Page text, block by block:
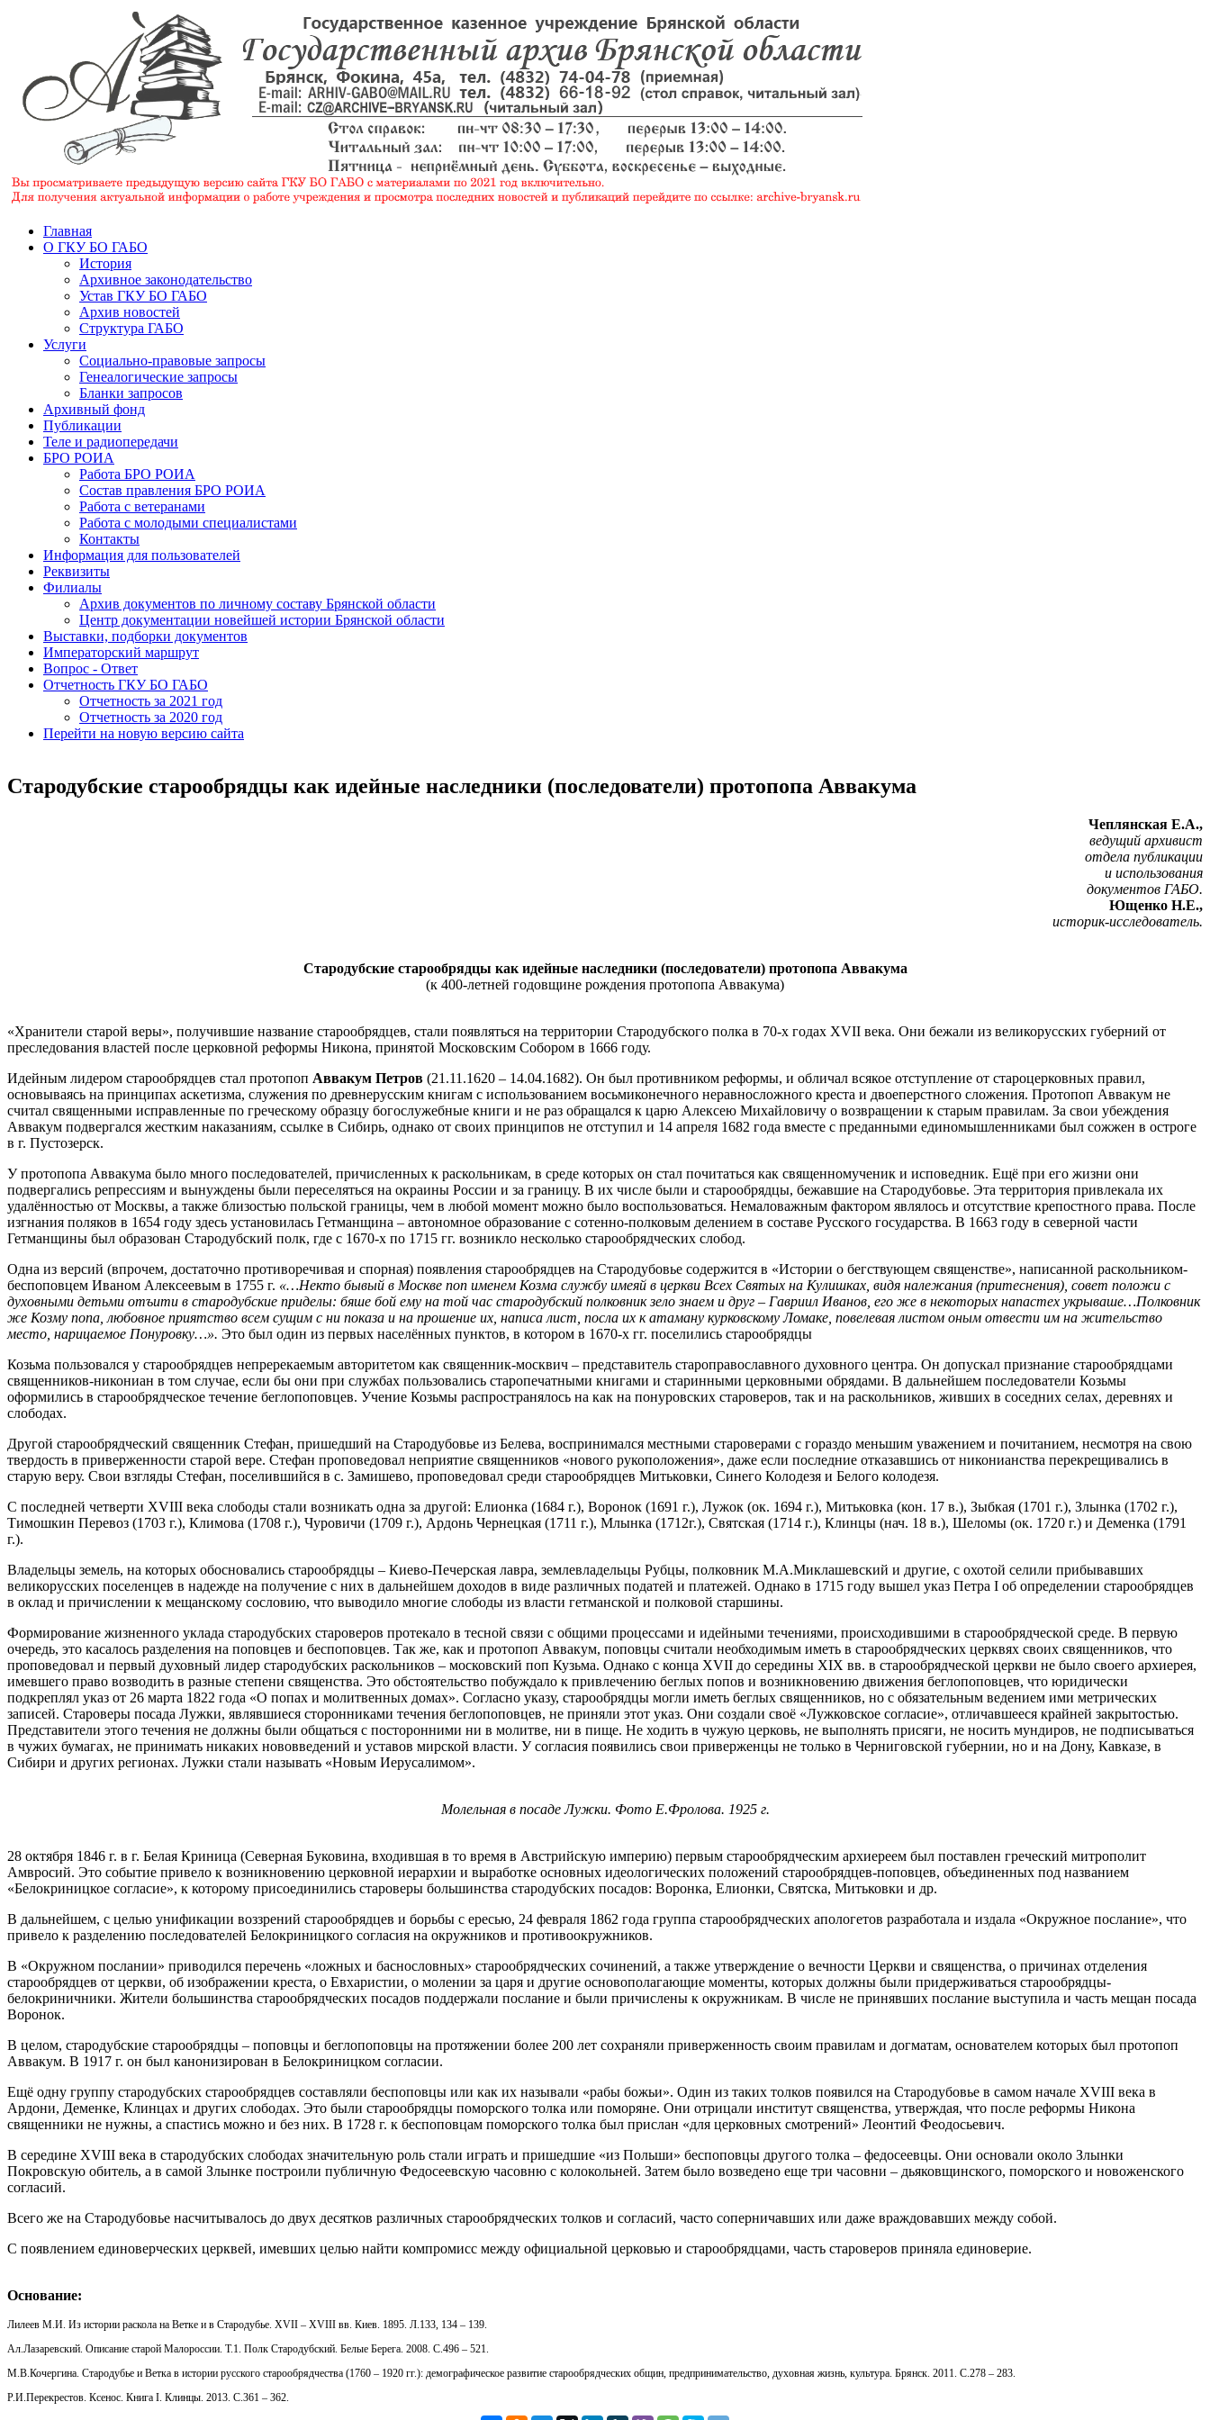
Главная
О ГКУ БО ГАБО
История
Архивное законодательство
Устав ГКУ БО ГАБО
Архив новостей
Структура ГАБО
Услуги
Социально-правовые запросы
Генеалогические запросы
Бланки запросов
Архивный фонд
Публикации
Теле и радиопередачи
БРО РОИА
Работа БРО РОИА
Состав правления БРО РОИА
Работа с ветеранами
Работа с молодыми специалистами
Контакты
Информация для пользователей
Реквизиты
Филиалы
Архив документов по личному составу Брянской области
Центр документации новейшей истории Брянской области
Выставки, подборки документов
Императорский маршрут
Вопрос - Ответ
Отчетность ГКУ БО ГАБО
Отчетность за 2021 год
Отчетность за 2020 год
Перейти на новую версию сайта
Стародубские старообрядцы как идейные наследники (последователи) протопопа Аввакума
Чеплянская Е.А.,
ведущий архивист
отдела публикации
и использования
документов ГАБО.
Ющенко Н.Е.,
историк-исследователь.
Стародубские старообрядцы как идейные наследники (последователи) протопопа Аввакума
(к 400-летней годовщине рождения протопопа Аввакума)
«Хранители старой веры», получившие название старообрядцев, стали появляться на территории Стародубского полка в 70-х годах XVII века. Они бежали из великорусских губерний от
преследования властей после церковной реформы Никона, принятой Московским Собором в 1666 году.
Идейным лидером старообрядцев стал протопоп Аввакум Петров (21.11.1620 – 14.04.1682). Он был противником реформы, и обличал всякое отступление от староцерковных правил,
основываясь на принципах аскетизма, служения по древнерусским книгам с использованием восьмиконечного неравносложного креста и двоеперстного сложения. Протопоп Аввакум не
считал священными исправленные по греческому образцу богослужебные книги и не раз обращался к царю Алексею Михайловичу о возвращении к старым правилам. За свои убеждения
Аввакум подвергался жестким наказаниям, ссылке в Сибирь, однако от своих принципов не отступил и 14 апреля 1682 года вместе с преданными единомышленниками был сожжен в остроге
в г. Пустозерск.
У протопопа Аввакума было много последователей, причисленных к раскольникам, в среде которых он стал почитаться как священномученик и исповедник. Ещё при его жизни они
подвергались репрессиям и вынуждены были переселяться на окраины России и за границу. В их числе были и старообрядцы, бежавшие на Стародубовье. Эта территория привлекала их
удалённостью от Москвы, а также близостью польской границы, чем в любой момент можно было воспользоваться. Немаловажным фактором являлось и отсутствие крепостного права. После
изгнания поляков в 1654 году здесь установилась Гетманщина – автономное образование с сотенно-полковым делением в составе Русского государства. В 1663 году в северной части
Гетманщины был образован Стародубский полк, где с 1670-х по 1715 гг. возникло несколько старообрядческих слобод.
Одна из версий (впрочем, достаточно противоречивая и спорная) появления старообрядцев на Стародубовье содержится в «Истории о бегствующем священстве», написанной раскольником-
беспоповцем Иваном Алексеевым в 1755 г. «…Некто бывый в Москве поп именем Козма службу имеяй в церкви Всех Святых на Кулишках, видя належания (притеснения), совет положи с
духовными детьми отъити в стародубские приделы: бяше бой ему на той час стародубский полковник зело знаем и друг – Гавриил Иванов, его же в некоторых напастех укрываше…Полковник
же Козму попа, любовное приятство всем сущим с ни показа и на прошение их, написа лист, посла их к атаману курковскому Ломаке, повелевая листом оным отвести им на жительство
место, нарицаемое Понуровку…». Это был один из первых населённых пунктов, в котором в 1670-х гг. поселились старообрядцы
Козьма пользовался у старообрядцев непререкаемым авторитетом как священник-москвич – представитель староправославного духовного центра. Он допускал признание старообрядцами
священников-никониан в том случае, если бы они при службах пользовались старопечатными книгами и старинными церковными обрядами. В дальнейшем последователи Козьмы
оформились в старообрядческое течение беглопоповцев. Учение Козьмы распространялось на как на понуровских староверов, так и на раскольников, живших в соседних селах, деревнях и
слободах.
Другой старообрядческий священник Стефан, пришедший на Стародубовье из Белева, воспринимался местными староверами с гораздо меньшим уважением и почитанием, несмотря на свою
твердость в приверженности старой вере. Стефан проповедовал неприятие священников «нового рукоположения», даже если последние отказавшись от никонианства перекрещивались в
старую веру. Свои взгляды Стефан, поселившийся в с. Замишево, проповедовал среди старообрядцев Митьковки, Синего Колодезя и Белого колодезя.
С последней четверти XVIII века слободы стали возникать одна за другой: Елионка (1684 г.), Воронок (1691 г.), Лужок (ок. 1694 г.), Митьковка (кон. 17 в.), Зыбкая (1701 г.), Злынка (1702 г.),
Тимошкин Перевоз (1703 г.), Климова (1708 г.), Чуровичи (1709 г.), Ардонь Чернецкая (1711 г.), Млынка (1712г.), Святская (1714 г.), Клинцы (нач. 18 в.), Шеломы (ок. 1720 г.) и Деменка (1791
г.).
Владельцы земель, на которых обосновались старообрядцы – Киево-Печерская лавра, землевладельцы Рубцы, полковник М.А.Миклашевский и другие, с охотой селили прибывавших
великорусских поселенцев в надежде на получение с них в дальнейшем доходов в виде различных податей и платежей. Однако в 1715 году вышел указ Петра I об определении старообрядцев
в оклад и причислении к мещанскому сословию, что выводило многие слободы из власти гетманской и полковой старшины.
Формирование жизненного уклада стародубских староверов протекало в тесной связи с общими процессами и идейными течениями, происходившими в старообрядческой среде. В первую
очередь, это касалось разделения на поповцев и беспоповцев. Так же, как и протопоп Аввакум, поповцы считали необходимым иметь в старообрядческих церквях своих священников, что
проповедовал и первый духовный лидер стародубских раскольников – московский поп Кузьма. Однако с конца XVII до середины XIX вв. в старообрядческой церкви не было своего архиерея,
имевшего право возводить в разные степени священства. Это обстоятельство побуждало к привлечению беглых попов и возникновению движения беглопоповцев, что юридически
подкреплял указ от 26 марта 1822 года «О попах и молитвенных домах». Согласно указу, старообрядцы могли иметь беглых священников, но с обязательным ведением ими метрических
записей. Староверы посада Лужки, являвшиеся сторонниками течения беглопоповцев, не приняли этот указ. Они создали своё «Лужковское согласие», отличавшееся крайней закрытостью.
Представители этого течения не должны были общаться с посторонними ни в молитве, ни в пище. Не ходить в чужую церковь, не выполнять присяги, не носить мундиров, не подписываться
в чужих бумагах, не принимать никаких нововведений и уставов мирской власти. У согласия появились свои приверженцы не только в Черниговской губернии, но и на Дону, Кавказе, в
Сибири и других регионах. Лужки стали называть «Новым Иерусалимом».
Молельная в посаде Лужки. Фото Е.Фролова. 1925 г.
28 октября 1846 г. в г. Белая Криница (Северная Буковина, входившая в то время в Австрийскую империю) первым старообрядческим архиереем был поставлен греческий митрополит
Амвросий. Это событие привело к возникновению церковной иерархии и выработке основных идеологических положений старообрядцев-поповцев, объединенных под названием
«Белокриницкое согласие», к которому присоединились староверы большинства стародубских посадов: Воронка, Елионки, Святска, Митьковки и др.
В дальнейшем, с целью унификации воззрений старообрядцев и борьбы с ересью, 24 февраля 1862 года группа старообрядческих апологетов разработала и издала «Окружное послание», что
привело к разделению последователей Белокриницкого согласия на окружников и противоокружников.
В «Окружном послании» приводился перечень «ложных и баснословных» старообрядческих сочинений, а также утверждение о вечности Церкви и священства, о причинах отделения
старообрядцев от церкви, об изображении креста, о Евхаристии, о молении за царя и другие основополагающие моменты, которых должны были придерживаться старообрядцы-
белокриничники. Жители большинства старообрядческих посадов поддержали послание и были причислены к окружникам. В числе не принявших послание выступила и часть мещан посада
Воронок.
В целом, стародубские старообрядцы – поповцы и беглопоповцы на протяжении более 200 лет сохраняли приверженность своим правилам и догматам, основателем которых был протопоп
Аввакум. В 1917 г. он был канонизирован в Белокриницком согласии.
Ещё одну группу стародубских старообрядцев составляли беспоповцы или как их называли «рабы божьи». Один из таких толков появился на Стародубовье в самом начале XVIII века в
Ардони, Деменке, Клинцах и других слободах. Это были старообрядцы поморского толка или поморяне. Они отрицали институт священства, утверждая, что после реформы Никона
священники не нужны, а спастись можно и без них. В 1728 г. к беспоповцам поморского толка был прислан «для церковных смотрений» Леонтий Феодосьевич.
В середине XVIII века в стародубских слободах значительную роль стали играть и пришедшие «из Польши» беспоповцы другого толка – федосеевцы. Они основали около Злынки
Покровскую обитель, а в самой Злынке построили публичную Федосеевскую часовню с колокольней. Затем было возведено еще три часовни – дьяковщинского, поморского и новоженского
согласий.
Всего же на Стародубовье насчитывалось до двух десятков различных старообрядческих толков и согласий, часто соперничавших или даже враждовавших между собой.
С появлением единоверческих церквей, имевших целью найти компромисс между официальной церковью и старообрядцами, часть староверов приняла единоверие.
Основание:
Лилеев М.И. Из истории раскола на Ветке и в Стародубье. XVII – XVIII вв. Киев. 1895. Л.133, 134 – 139.
Ал.Лазаревский. Описание старой Малороссии. Т.1. Полк Стародубский. Белые Берега. 2008. С.496 – 521.
М.В.Кочергина. Стародубье и Ветка в истории русского старообрядчества (1760 – 1920 гг.): демографическое развитие старообрядческих общин, предпринимательство, духовная жизнь, культура. Брянск. 2011. С.278 – 283.
Р.И.Перекрестов. Ксенос. Книга I. Клинцы. 2013. С.361 – 362.